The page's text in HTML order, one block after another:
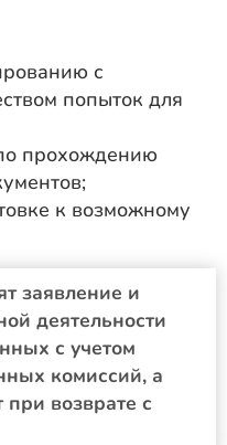
с
попыток для
прохождению
к возможному
заявление и
деятельности
с учетом
комиссий, а
при возврате с